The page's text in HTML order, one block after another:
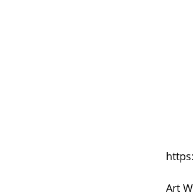
Art